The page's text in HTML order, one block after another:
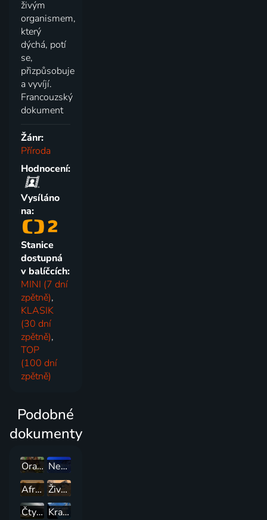
živým
organismem,
který
dýchá, potí
se,
přizpůsobuje
a vyvíjí.
Francouzský
dokument
Žánr:
Příroda
Hodnocení:
Vysíláno
na:
Stanice
dostupná
v balíčcích:
MINI (7 dní
zpětně),
KLASIK
(30 dní
zpětně),
TOP
(100 dní
zpětně)
Podobné
dokumenty
Orangutaní škola v džungli
Nevlídná planeta
Africké šelmy
Život v divočině
Čtyři tváře americké přírody
Krajina stínů